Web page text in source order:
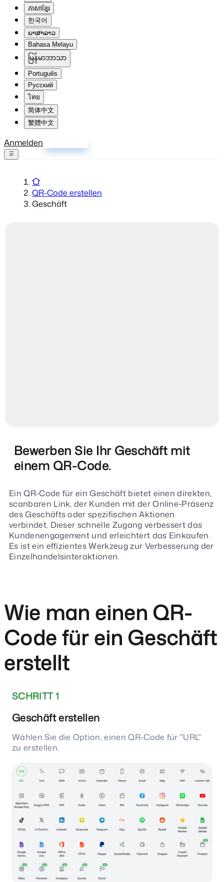
ភាសាខ្មែរ
한국어
ພາສາລາວ
Bahasa Melayu
မြန်မာဘာသာ
Português
Русский
ไทย
简体中文
繁體中文
Anmelden
QR-Code erstellen
Geschäft
Bewerben Sie Ihr Geschäft mit
einem QR-Code.
Ein QR-Code für ein Geschäft bietet einen direkten,
scanbaren Link, der Kunden mit der Online-Präsenz
des Geschäfts oder spezifischen Aktionen
verbindet. Dieser schnelle Zugang verbessert das
Kundenengagement und erleichtert das Einkaufen.
Es ist ein effizientes Werkzeug zur Verbesserung der
Einzelhandelsinteraktionen.
Wie man einen QR-
Code für ein Geschäft
erstellt
SCHRITT 1
Geschäft erstellen
Wählen Sie die Option, einen QR-Code für "URL"
zu erstellen.